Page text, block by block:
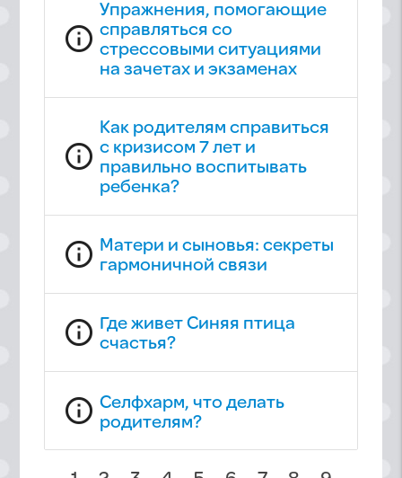
info_outline
Упражнения, помогающие
справляться со
стрессовыми ситуациями
на зачетах и экзаменах
info_outline
Как родителям справиться
с кризисом 7 лет и
правильно воспитывать
ребенка?
info_outline Матери и сыновья: секреты
гармоничной связи
info_outline Где живет Синяя птица
счастья?
info_outline Селфхарм, что делать
родителям?